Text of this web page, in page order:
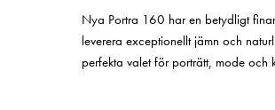
Nya Portra 160 har en betydligt
leverera exceptionellt jämn och
perfekta valet för porträtt, mode och